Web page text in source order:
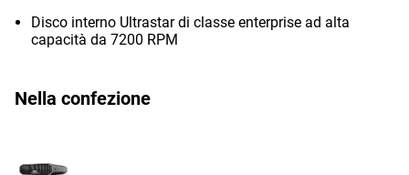
Disco interno Ultrastar di classe enterprise ad alta
capacità da 7200 RPM
Nella confezione